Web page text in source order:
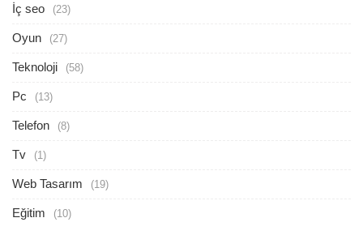
İç seo (23)
Oyun (27)
Teknoloji (58)
Pc (13)
Telefon (8)
Tv (1)
Web Tasarım (19)
Eğitim (10)